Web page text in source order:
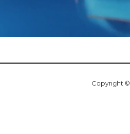
Copyright